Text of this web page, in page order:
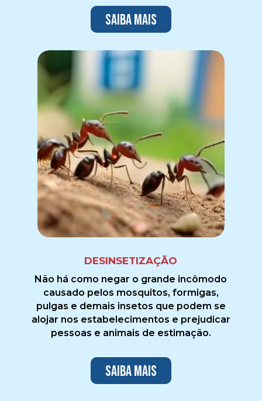
Saiba mais
DESINSETIZAÇÃO
Não há como negar o grande incômodo
causado pelos mosquitos, formigas,
pulgas e demais insetos que podem se
alojar nos estabelecimentos e prejudicar
pessoas e animais de estimação.
Saiba mais